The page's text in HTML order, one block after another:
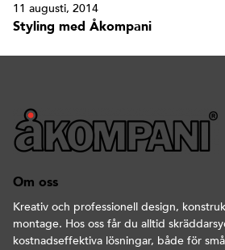
11 augusti, 2014
Styling med Åkompani
Om oss
Kreativ och professionell design,
montage. Hos oss får du alltid
kostnadseffektiva lösningar, både för